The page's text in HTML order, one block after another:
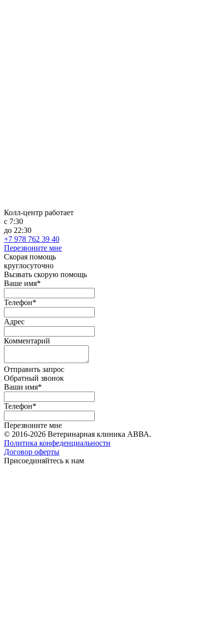
Колл-центр работает
с 7:30
до 22:30
+7 978 762 39 40
Перезвоните мне
Скорая помощь
круглосуточно
Вызвать скорую помощь
Ваше имя*
Телефон*
Адрес
Комментарий
Отправить запрос
Обратный звонок
Ваши имя*
Телефон*
Перезвоните мне
© 2016-2026 Ветеринарная клиника АВВА.
Политика конфеденциальности
Договор оферты
Присоединяйтесь к нам